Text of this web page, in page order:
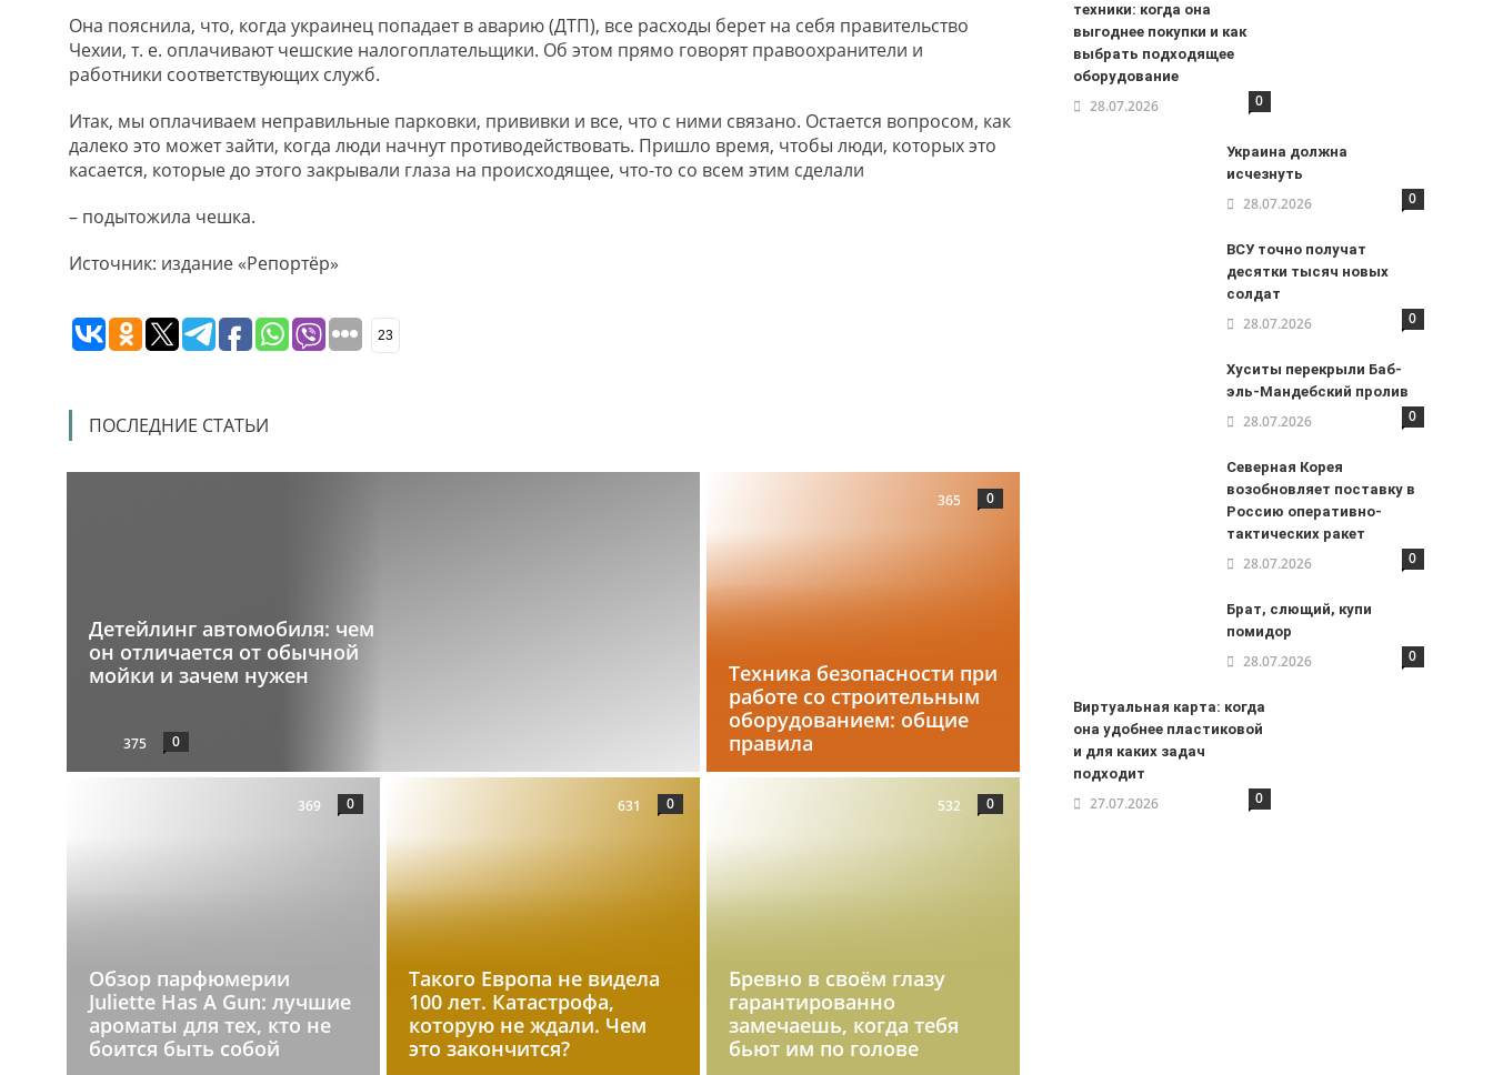
Она пояснила, что, когда украинец попадает в аварию (ДТП), все расходы берет на себя правительство
Чехии, т. е. оплачивают чешские налогоплательщики. Об этом прямо говорят правоохранители и
работники соответствующих служб.
Итак, мы оплачиваем неправильные парковки, прививки и все, что с ними связано. Остается вопросом, как
далеко это может зайти, когда люди начнут противодействовать. Пришло время, чтобы люди, которых это
касается, которые до этого закрывали глаза на происходящее, что-то со всем этим сделали
– подытожила чешка.
Источник: издание «Репортёр»
23
ПОСЛЕДНИЕ СТАТЬИ
Детейлинг автомобиля: чем
он отличается от обычной
мойки и зачем нужен
375 0
Техника безопасности при
работе со строительным
оборудованием: общие
правила
365 0
Обзор парфюмерии
Juliette Has A Gun: лучшие
ароматы для тех, кто не
боится быть собой
369 0
Такого Европа не видела
100 лет. Катастрофа,
которую не ждали. Чем
это закончится?
631 0
Бревно в своём глазу
гарантированно
замечаешь, когда тебя
бьют им по голове
532 0
техники: когда она
выгоднее покупки и как
выбрать подходящее
оборудование
28.07.2026 0
Украина должна
исчезнуть
28.07.2026 0
ВСУ точно получат
десятки тысяч новых
солдат
28.07.2026 0
Хуситы перекрыли Баб-
эль-Мандебский пролив
28.07.2026 0
Северная Корея
возобновляет поставку в
Россию оперативно-
тактических ракет
28.07.2026 0
Брат, слющий, купи
помидор
28.07.2026 0
Виртуальная карта: когда
она удобнее пластиковой
и для каких задач
подходит
27.07.2026 0